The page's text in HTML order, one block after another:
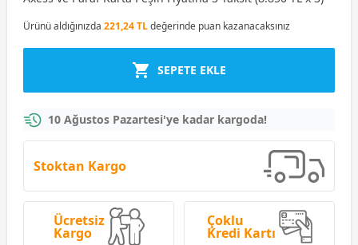
Ürünü aldığınızda 221,24 TLdeğerinde puan kazanacaksınız
SEPETE EKLE
10 Ağustos Pazartesi'ye kadar kargoda!
Stoktan Kargo
Ücretsiz
Kargo
Çoklu
Kredi Kartı